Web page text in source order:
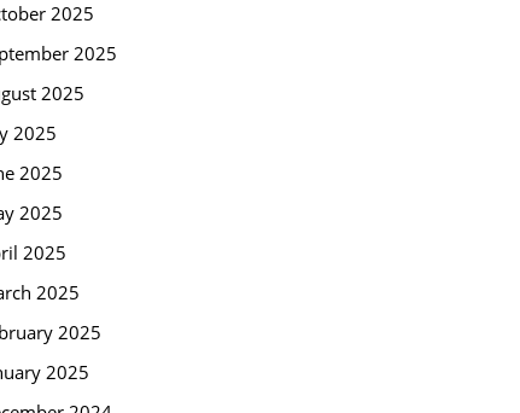
2025
2025
2025
2025
2025
2025
2025
2025
2025
2025